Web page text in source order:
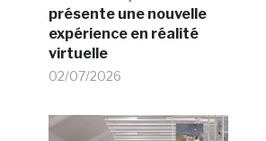
présente une nouvelle
expérience en réalité
virtuelle
02/07/2026